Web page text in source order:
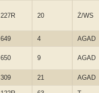
227R 20 Ż/WS
649 4 AGAD
650 9 AGAD
309 21 AGAD